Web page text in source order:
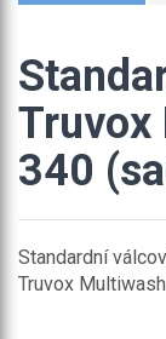
Truvox
340
Standardní
Truvox